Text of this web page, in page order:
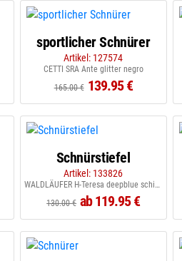
sportlicher Schnürer
Artikel: 127574
CETTI SRA Ante glitter negro
165.00 € 139.95 €
Schnürstiefel
Artikel: 133826
WALDLÄUFER H-Teresa deepblue schiefer 021
130.00 € ab 119.95 €